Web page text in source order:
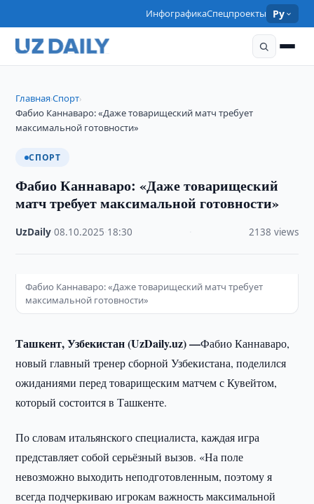
ИнфографикаСпецпроекты Ру
Главная›Спорт›
Фабио Каннаваро: «Даже товарищеский матч требует
максимальной готовности»
СПОРТ
Фабио Каннаваро: «Даже товарищеский
матч требует максимальной готовности»
UzDaily ·08.10.2025 18:30 2138 views
Фабио Каннаваро: «Даже товарищеский матч требует
максимальной готовности»
Ташкент, Узбекистан (UzDaily.uz) —Фабио Каннаваро,
новый главный тренер сборной Узбекистана, поделился
ожиданиями перед товарищеским матчем с Кувейтом,
который состоится в Ташкенте.
По словам итальянского специалиста, каждая игра
представляет собой серьёзный вызов. «На поле
невозможно выходить неподготовленным, поэтому я
всегда подчеркиваю игрокам важность максимальной